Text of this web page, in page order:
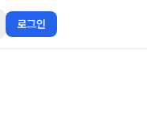
로그인